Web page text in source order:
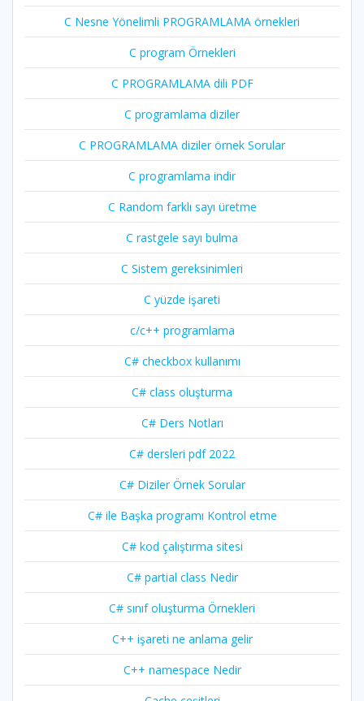
C Nesne Yönelimli PROGRAMLAMA örnekleri
C program Örnekleri
C PROGRAMLAMA dili PDF
C programlama diziler
C PROGRAMLAMA diziler örnek Sorular
C programlama indir
C Random farklı sayı üretme
C rastgele sayı bulma
C Sistem gereksinimleri
C yüzde işareti
c/c++ programlama
C# checkbox kullanımı
C# class oluşturma
C# Ders Notları
C# dersleri pdf 2022
C# Diziler Örnek Sorular
C# ile Başka programı Kontrol etme
C# kod çalıştırma sitesi
C# partial class Nedir
C# sınıf oluşturma Örnekleri
C++ işareti ne anlama gelir
C++ namespace Nedir